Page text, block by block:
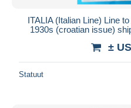
ITALIA (Italian Line) Line
1930s (croatian issue)
±
Statuut